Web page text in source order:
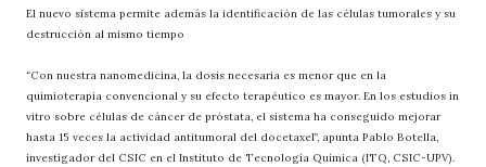
El nuevo sistema permite además la identificación de las células tumorales y su
destrucción al mismo tiempo
“Con nuestra nanomedicina, la dosis necesaria es menor que en la
quimioterapia convencional y su efecto terapéutico es mayor. En los estudios in
vitro sobre células de cáncer de próstata, el sistema ha conseguido mejorar
hasta 15 veces la actividad antitumoral del docetaxel”, apunta Pablo Botella,
investigador del CSIC en el Instituto de Tecnología Química (ITQ, CSIC-UPV).